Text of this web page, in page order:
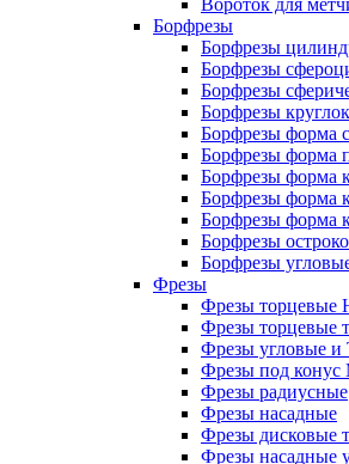
Вороток для
Борфрезы
Борфрезы
Борфрезы
Борфрезы
Борфрезы
Борфрезы форма
Борфрезы форма
Борфрезы форма
Борфрезы форма
Борфрезы форма
Борфрезы
Борфрезы
Фрезы
Фрезы торцевые
Фрезы торцевые
Фрезы угловые и
Фрезы под конус
Фрезы радиусные
Фрезы насадные
Фрезы дисковые
Фрезы насадные